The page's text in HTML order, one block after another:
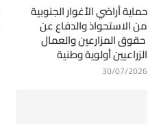
حماية أراضي الأغوار الجنوبية
من الاستحواذ والدفاع عن
حقوق المزارعين والعمال
الزراعيين أولوية وطنية
30/07/2026